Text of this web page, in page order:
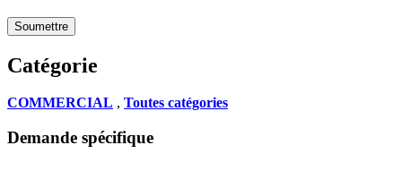
Soumettre
Catégorie
COMMERCIAL , Toutes catégories
Demande spécifique